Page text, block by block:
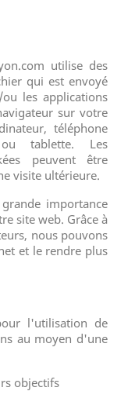
utilise des
qui est envoyé
les applications
sur votre
téléphone
tablette. Les
peuvent être
visite ultérieure.
importance
site web. Grâce à
nous pouvons
et le rendre plus
l'utilisation de
au moyen d'une
objectifs